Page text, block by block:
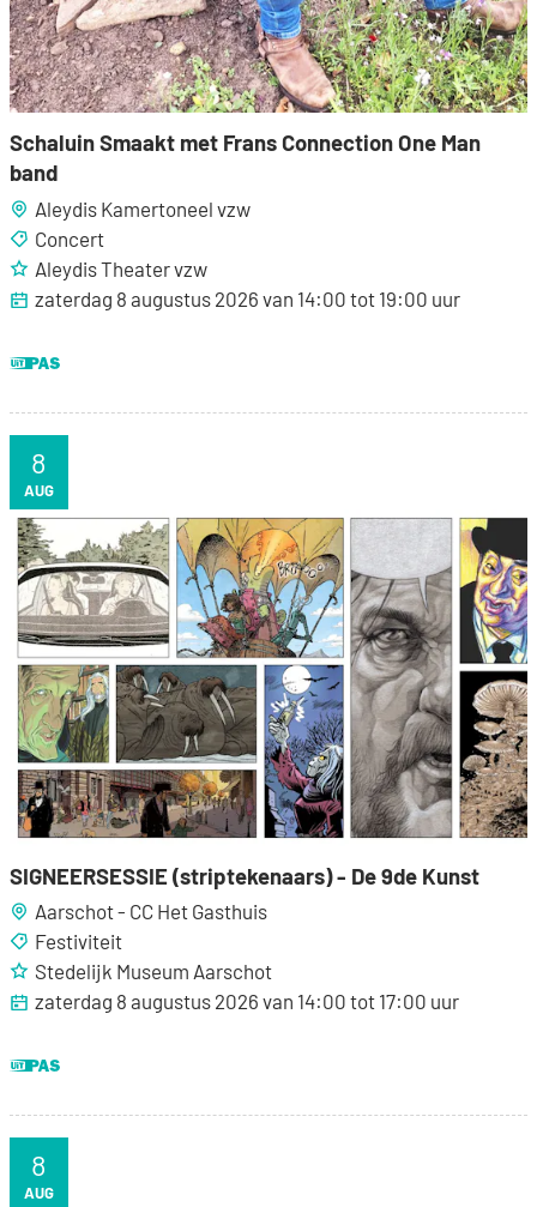
Schaluin Smaakt met Frans Connection One Man
band
Aleydis Kamertoneel vzw
Concert
Aleydis Theater vzw
zaterdag 8 augustus 2026 van 14:00 tot 19:00 uur
ZA
8
AUG
SIGNEERSESSIE (striptekenaars) - De 9de Kunst
SIGNEERSESSIE (striptekenaars) - De 9de Kunst
Aarschot - CC Het Gasthuis
Festiviteit
Stedelijk Museum Aarschot
zaterdag 8 augustus 2026 van 14:00 tot 17:00 uur
ZA
8
AUG